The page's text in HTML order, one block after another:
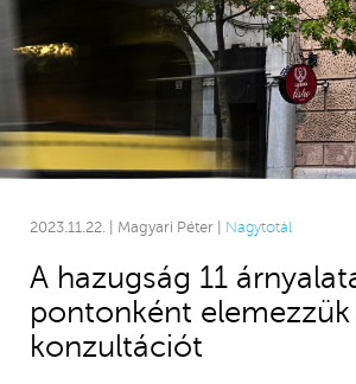
2023.11.22. | Magyari Péter | Nagytotál
A hazugság 11
pontonként
konzultációt